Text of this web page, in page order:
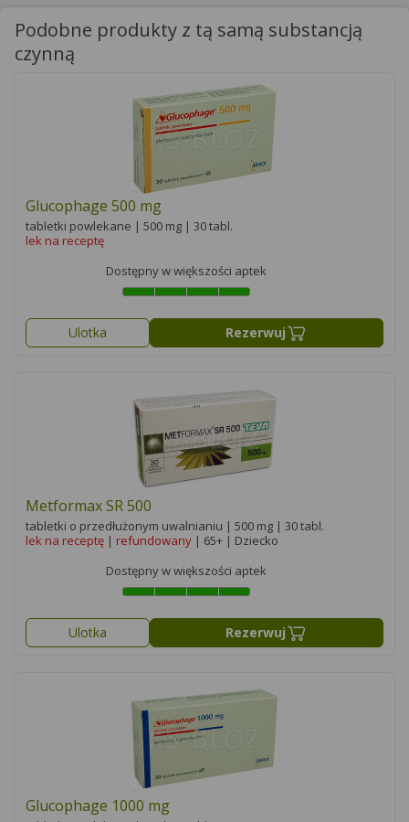
Podobne produkty z tą samą substancją
czynną
Glucophage 500 mg
tabletki powlekane | 500 mg | 30 tabl.
lek na receptę
Dostępny w większości aptek
Ulotka Rezerwuj
Metformax SR 500
tabletki o przedłużonym uwalnianiu | 500 mg | 30 tabl.
lek na receptę | refundowany | 65+ | Dziecko
Dostępny w większości aptek
Ulotka Rezerwuj
Glucophage 1000 mg